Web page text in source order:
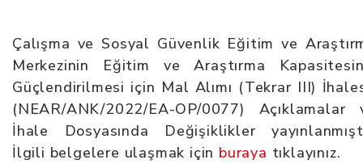
Çalışma ve Sosyal Güvenlik Eğitim ve
Merkezinin Eğitim ve Araştırma
Güçlendirilmesi için Mal Alımı (Tekrar III)
(NEAR/ANK/2022/EA-OP/0077) Açıklamalar
İhale Dosyasında Değişiklikler
İlgili belgelere ulaşmak için buraya tıklayınız.